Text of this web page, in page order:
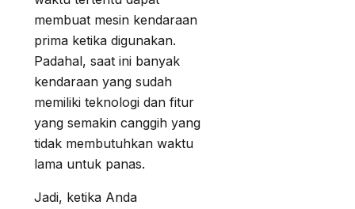
membuat mesin kendaraan
prima ketika digunakan.
Padahal, saat ini banyak
kendaraan yang sudah
memiliki teknologi dan fitur
yang semakin canggih yang
tidak membutuhkan waktu
lama untuk panas.
Jadi, ketika Anda